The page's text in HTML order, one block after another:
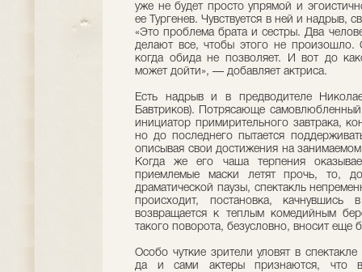
уже не будет просто упрямой и
ее Тургенев. Чувствуется в ней и надрыв,
«Это проблема брата и сестры. Два
делают все, чтобы этого не произошло.
когда обида не позволяет. И вот до
может дойти», — добавляет актриса.
Есть надрыв и в предводителе
Бавтриков). Потрясающе
инициатор примирительного завтрака,
но до последнего пытается
описывая свои достижения на
Когда же его чаша терпения
приемлемые маски летят прочь, то,
драматической паузы, спектакль
происходит, постановка, качнувшись
возвращается к теплым комедийным
такого поворота, безусловно, вносит еще
Особо чуткие зрители уловят в
да и сами актеры признаются, что в